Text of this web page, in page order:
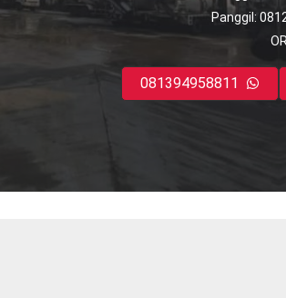
Panggil:
OR
081394958811